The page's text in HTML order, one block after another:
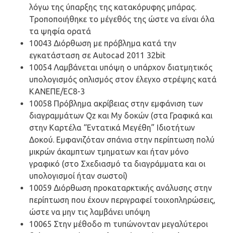
λόγω της ύπαρξης της κατακόρυφης μπάρας.
Τροποποιήθηκε το μέγεθός της ώστε να είναι όλα
τα ψηφία ορατά
10043 Διόρθωση με πρόβλημα κατά την
εγκατάσταση σε Autocad 2011 32bit
10054 Λαμβάνεται υπόψη ο υπάρχον διατμητικός
υπολογισμός οπλισμός στον έλεγχο στρέψης κατά
ΚΑΝΕΠΕ/EC8-3
10058 Πρόβλημα ακρίβειας στην εμφάνιση των
διαγραμμάτων Qz και My δοκών (στα Γραφικά και
στην Καρτέλα “Εντατικά Μεγέθη” Ιδιοτήτων
Δοκού. Εμφανιζόταν σπάνια στην περίπτωση πολύ
μικρών άκαμπτων τμηματων και ήταν μόνο
γραφικό (στο Σχεδιασμό τα διαγράμματα και οι
υπολογισμοί ήταν σωστοί)
10059 Διόρθωση προκαταρκτικής ανάλυσης στην
περίπτωση που έχουν περιγραφεί τοιχοπληρώσεις,
ώστε να μην τις λαμβάνει υπόψη
10065 Στην μέθοδο m τυπώνονταν μεγαλύτεροι